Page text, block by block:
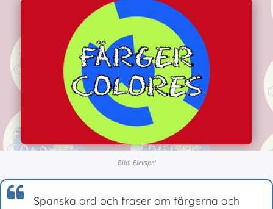
Bild: Elevspel
Spanska ord och fraser om färgerna och